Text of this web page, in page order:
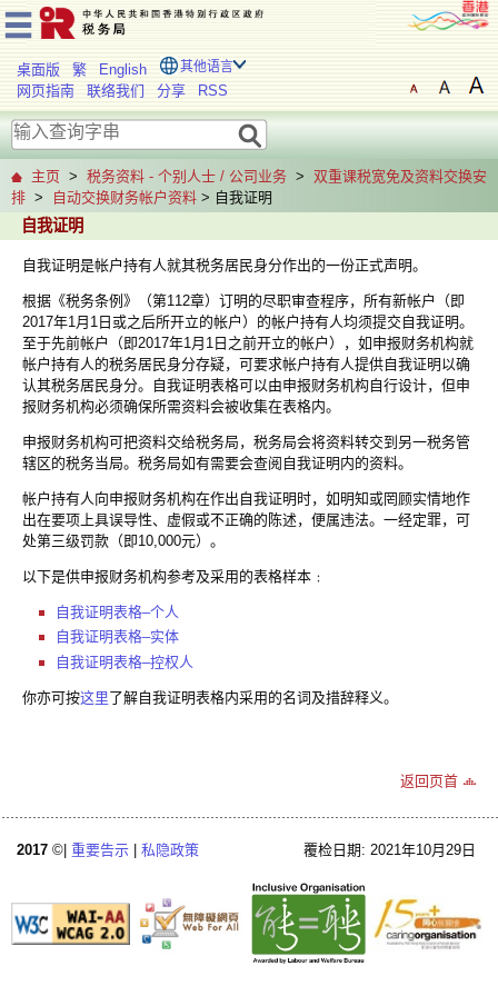
桌面版 繁 English 其他语言
网页指南 联络我们 分享 RSS
主页 > 税务资料 - 个别人士 / 公司业务 > 双重课税宽免及资料交换安
排 > 自动交换财务帐户资料 > 自我证明
自我证明
自我证明是帐户持有人就其税务居民身分作出的一份正式声明。
根据《税务条例》（第112章）订明的尽职审查程序，所有新帐户（即
2017年1月1日或之后所开立的帐户）的帐户持有人均须提交自我证明。
至于先前帐户（即2017年1月1日之前开立的帐户），如申报财务机构就
帐户持有人的税务居民身分存疑，可要求帐户持有人提供自我证明以确
认其税务居民身分。自我证明表格可以由申报财务机构自行设计，但申
报财务机构必须确保所需资料会被收集在表格内。
申报财务机构可把资料交给税务局，税务局会将资料转交到另一税务管
辖区的税务当局。税务局如有需要会查阅自我证明内的资料。
帐户持有人向申报财务机构在作出自我证明时，如明知或罔顾实情地作
出在要项上具误导性、虚假或不正确的陈述，便属违法。一经定罪，可
处第三级罚款（即10,000元）。
以下是供申报财务机构参考及采用的表格样本﹕
自我证明表格–个人
自我证明表格–实体
自我证明表格–控权人
你亦可按这里了解自我证明表格内采用的名词及措辞释义。
返回页首
2017 ©| 重要告示 | 私隐政策 覆检日期: 2021年10月29日